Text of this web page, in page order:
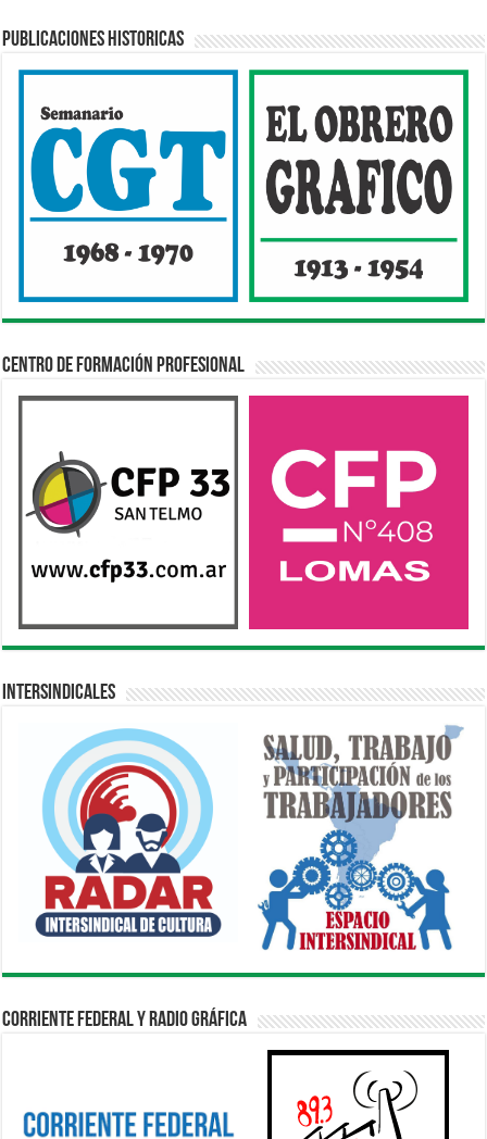
Publicaciones Historicas
Centro de Formación Profesional
Intersindicales
Corriente Federal y Radio Gráfica